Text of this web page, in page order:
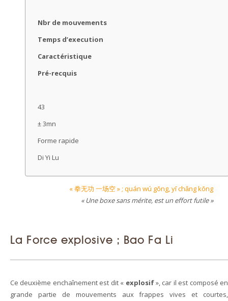
Nbr de mouvements
Temps d’execution
Caractéristique
Pré-recquis
43
± 3mn
Forme rapide
Di Yi Lu
« 拳无功 一场空 » ; quán wú gōng, yī chǎng kōng
« Une boxe sans mérite, est un effort futile »
La Force explosive ; Bao Fa Li
Ce deuxième enchaînement est dit « explosif», car il est composé en
grande partie de mouvements aux frappes vives et courtes,